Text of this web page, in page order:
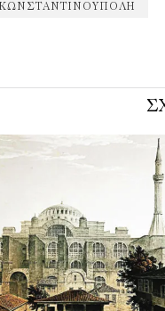
ΚΩΝΣΤΑΝΤΙΝΟΥΠΟΛΗ